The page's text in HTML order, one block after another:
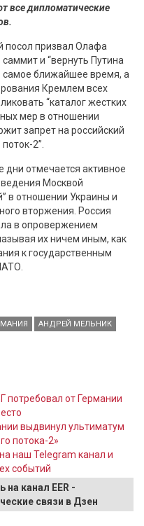
все дипломатические
посол призвал Олафа
и “вернуть Путина
самое ближайшее время, а
Кремлем всех
“каталог жестких
мер в отношении
запрет на российский
2”.
дни отмечается активное
Москвой
в отношении Украины и
вторжения. Россия
в опровержением
их ничем иным, как
к государственным
АНДРЕЙ МЕЛЬНИК
потребовал от Германии
выдвинул ультиматум
потока-2»
наш Telegram канал и
событий
на канал EER -
связи в Дзен